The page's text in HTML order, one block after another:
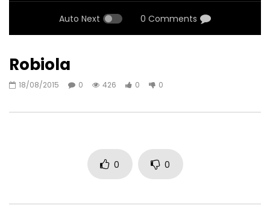
Auto Next 0 Comments
Robiola
18/08/2015 0 426 0 0
0 0